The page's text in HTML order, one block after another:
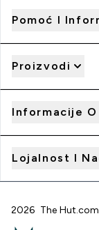
Pomoć I
Proizvodi
Informacije O
Lojalnost I
2026 The